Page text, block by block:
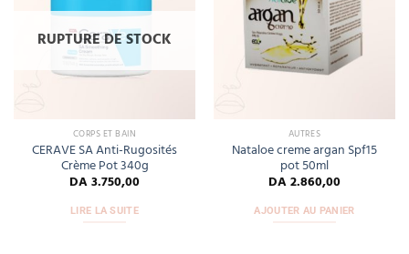
wishlist
RUPTURE DE STOCK
CORPS ET BAIN
CERAVE SA Anti-Rugosités
Crème Pot 340g
DA3.750,00
LIRE LA SUITE
wishlist
AUTRES
Nataloe creme argan Spf15
pot 50ml
DA2.860,00
AJOUTER AU PANIER